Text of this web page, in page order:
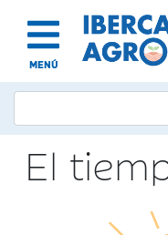
MENÚ
El